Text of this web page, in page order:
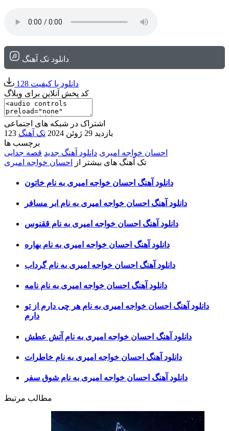
دانلود تک آهنگ
دانلود با کیفیت 128
کد پخش آنلاین برای وبلاگ
اشتراک در شبکه های اجتماعی
123 بازدید 29 ژوئن 2024
تک آهنگ
برچسب ها
احسان خواجه امیری دانلود آهنگ جدید قصه جدایی
تک آهنگ های بیشتر از
احسان خواجه امیری
دانلود آهنگ احسان خواجه امیری به نام خاتون
دانلود آهنگ احسان خواجه امیری به نام ابر مسافر
دانلود آهنگ احسان خواجه امیری به نام ققنوس
دانلود آهنگ احسان خواجه امیری به نام بهاره
دانلود آهنگ احسان خواجه امیری به نام گرداب
دانلود آهنگ احسان خواجه امیری به نام نامه
دانلود آهنگ احسان خواجه امیری به نام هر چی دارم از تو
دارم
دانلود آهنگ احسان خواجه امیری به نام آتش عطش
دانلود آهنگ احسان خواجه امیری به نام خاطرات
دانلود آهنگ احسان خواجه امیری به نام شوق سفر
مطالب مرتبط